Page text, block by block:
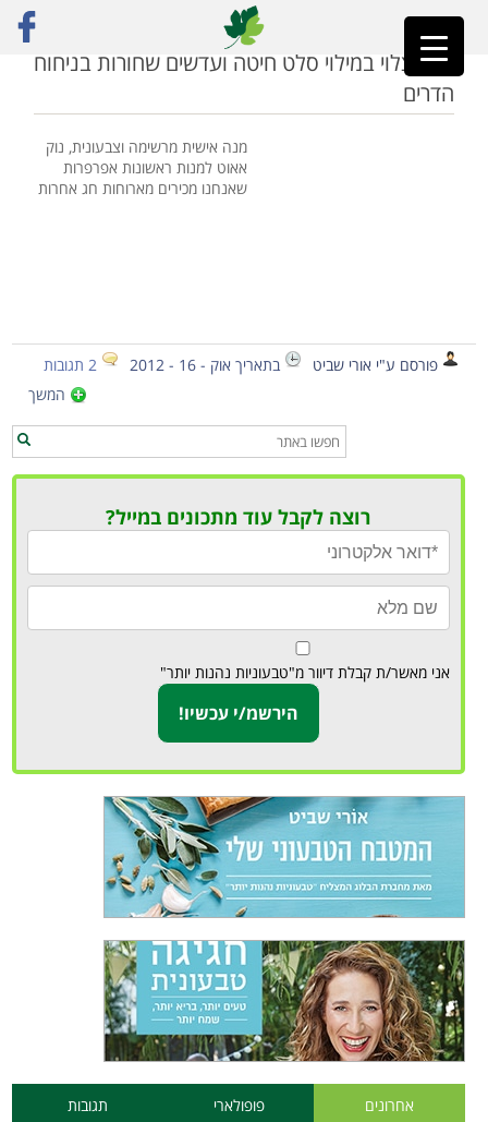
ראשי»חיטת קמוט
סלק צלוי במילוי סלט חיטה ועדשים שחורות בניחוח
הדרים
מנה אישית מרשימה וצבעונית, נוק
אאוט למנות ראשונות אפרפרות
שאנחנו מכירים מארוחות חג אחרות
פורסם ע"י אורי שביט בתאריך אוק - 16 - 2012
2 תגובות
המשך
רוצה לקבל עוד מתכונים במייל?
אני מאשר/ת קבלת דיוור מ"טבעוניות נהנות יותר"
אחרונים פופולארי תגובות